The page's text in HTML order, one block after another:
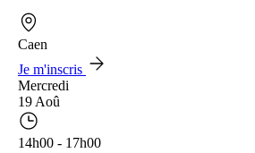
Caen
Je m'inscris
Mercredi
19 Aoû
14h00 - 17h00